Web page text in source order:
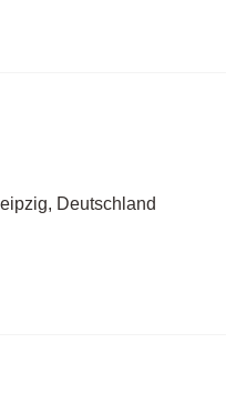
Deutschland